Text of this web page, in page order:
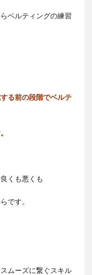
ベルティングの練習
る前の段階でベルテ
くも悪くも
です。
ムーズに繋ぐスキル